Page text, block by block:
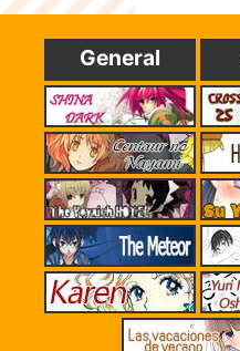
General